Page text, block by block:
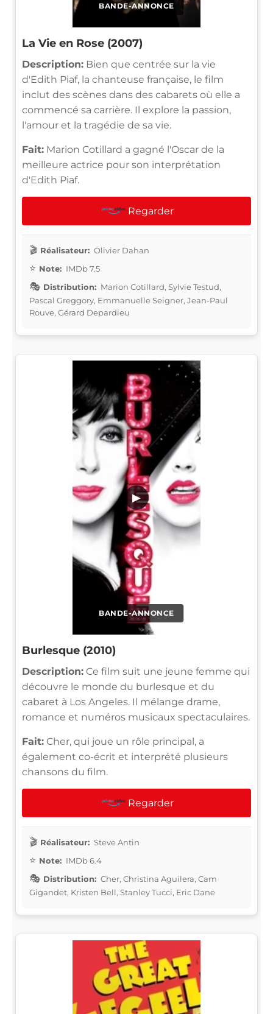
BANDE-ANNONCE
La Vie en Rose (2007)
Description: Bien que centrée sur la vie
d'Edith Piaf, la chanteuse française, le film
inclut des scènes dans des cabarets où elle a
commencé sa carrière. Il explore la passion,
l'amour et la tragédie de sa vie.
Fait: Marion Cotillard a gagné l'Oscar de la
meilleure actrice pour son interprétation
d'Edith Piaf.
Regarder
Réalisateur: Olivier Dahan
Note: IMDb 7.5
Distribution: Marion Cotillard, Sylvie Testud,
Pascal Greggory, Emmanuelle Seigner, Jean-Paul
Rouve, Gérard Depardieu
BANDE-ANNONCE
▶
Burlesque (2010)
Description: Ce film suit une jeune femme qui
découvre le monde du burlesque et du
cabaret à Los Angeles. Il mélange drame,
romance et numéros musicaux spectaculaires.
Fait: Cher, qui joue un rôle principal, a
également co-écrit et interprété plusieurs
chansons du film.
Regarder
Réalisateur: Steve Antin
Note: IMDb 6.4
Distribution: Cher, Christina Aguilera, Cam
Gigandet, Kristen Bell, Stanley Tucci, Eric Dane